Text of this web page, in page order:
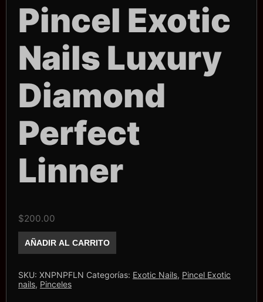
Pincel Exotic
Nails Luxury
Diamond
Perfect
Linner
$200.00
Exotic
Nails
Diamond
Perfect
Linner
AÑADIR AL CARRITO
SKU: XNPNPFLN Categorías: Exotic Nails, Pincel Exotic
nails, Pinceles